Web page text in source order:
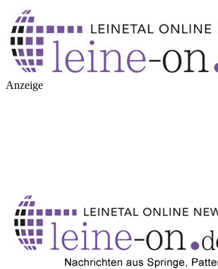
Anzeige